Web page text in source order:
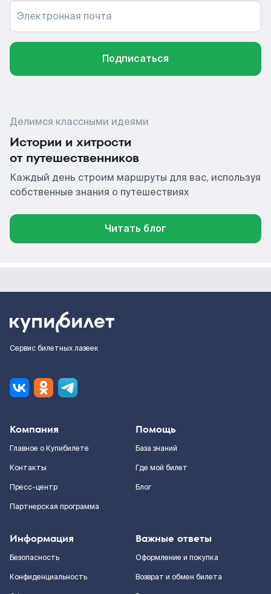
Электронная почта
Подписаться
Делимся классными идеями
Истории и хитрости
от путешественников
Каждый день строим маршруты для вас, используя
собственные знания о путешествиях
Читать блог
Сервис билетных лазеек
Компания
Главное о Купибилете
Контакты
Пресс-центр
Партнерская программа
Помощь
База знаний
Где мой билет
Блог
Информация
Безопасность
Конфиденциальность
Важные ответы
Оформление и покупка
Возврат и обмен билета